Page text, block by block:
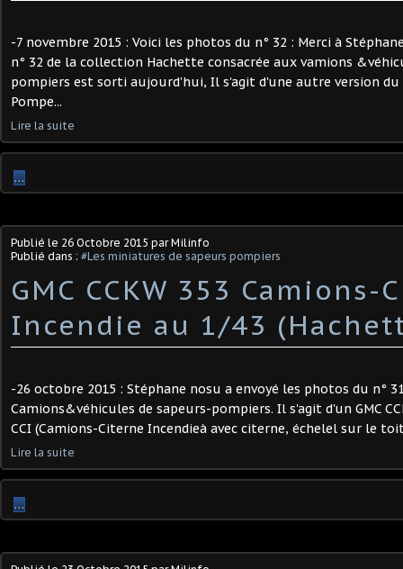
-7 novembre 2015 : Voici les photos du n° 32 : Merci à
n° 32 de la collection Hachette consacrée aux vamions
pompiers est sorti aujourd'hui, Il s'agit d'une autre version du
Pompe...
Lire la suite
…
Publié le 26 Octobre 2015 par Milinfo
Publié dans : #Les miniatures de sapeurs pompiers
GMC CCKW 353 Camions-
Incendie au 1/43
-26 octobre 2015 : Stéphane nosu a envoyé les photos du n°
Camions&véhicules de sapeurs-pompiers. Il s'agit d'un GMC
CCI (Camions-Citerne Incendieà avec citerne, échelel sur le
Lire la suite
…